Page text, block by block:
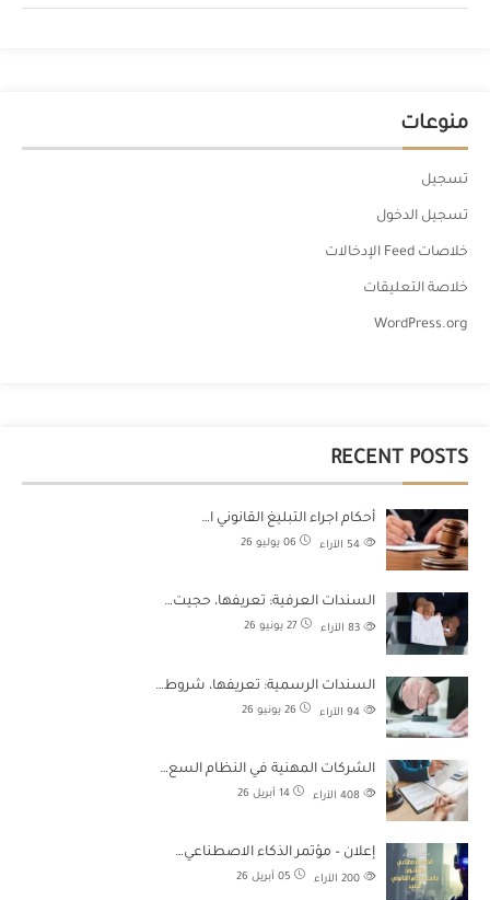
منوعات
تسجيل
تسجيل الدخول
خلاصات Feed الإدخالات
خلاصة التعليقات
WordPress.org
RECENT POSTS
أحكام اجراء التبليغ القانوني ا…
06 يوليو 26 الآراء
السندات العرفية: تعريفها، حجيت…
27 يونيو 26 الآراء
السندات الرسمية: تعريفها، شروط…
26 يونيو 26 الآراء
الشركات المهنية في النظام السع…
14 أبريل 26 الآراء
إعلان – مؤتمر الذكاء الاصطناعي…
05 أبريل 26 الآراء